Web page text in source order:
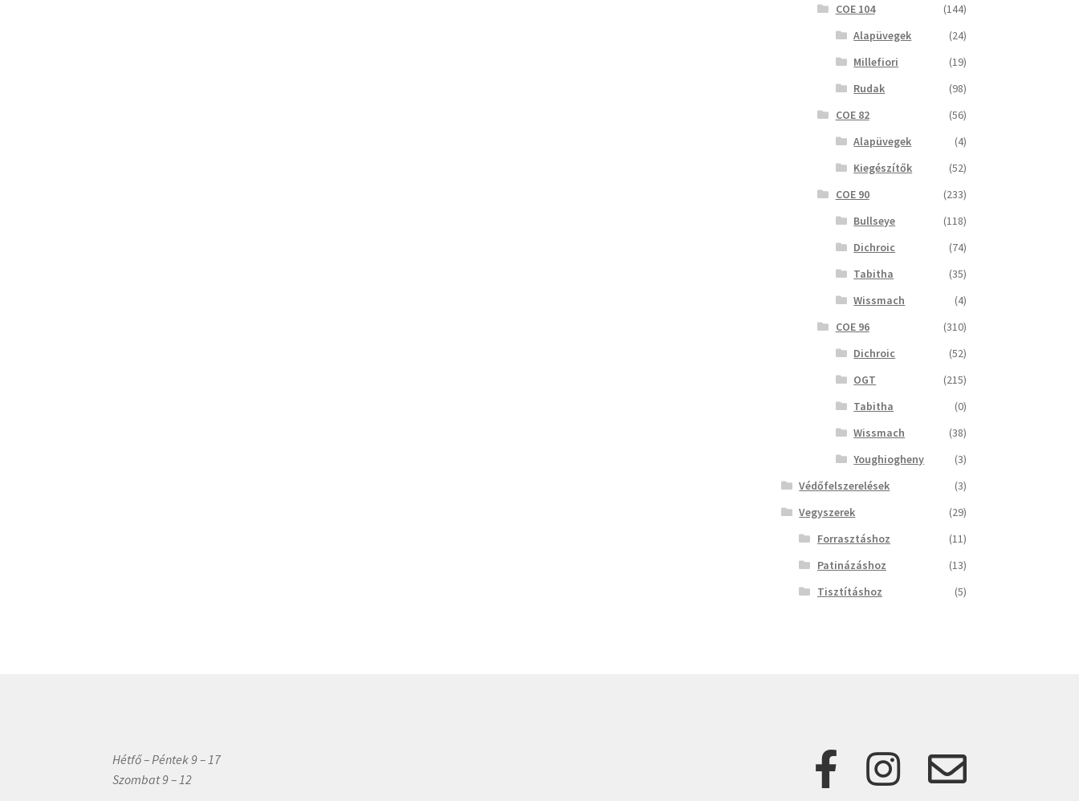
COE 104
(144)
Alapüvegek
(24)
Millefiori
(19)
Rudak
(98)
COE 82
(56)
Alapüvegek
(4)
Kiegészítők
(52)
COE 90
(233)
Bullseye
(118)
Dichroic
(74)
Tabitha
(35)
Wissmach
(4)
COE 96
(310)
Dichroic
(52)
OGT
(215)
Tabitha
(0)
Wissmach
(38)
Youghiogheny
(3)
Védőfelszerelések
(3)
Vegyszerek
(29)
Forrasztáshoz
(11)
Patinázáshoz
(13)
Tisztításhoz
(5)
Hétfő – Péntek 9 – 17
Szombat 9 – 12